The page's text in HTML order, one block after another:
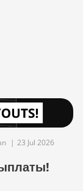
| 23 Jul 2026